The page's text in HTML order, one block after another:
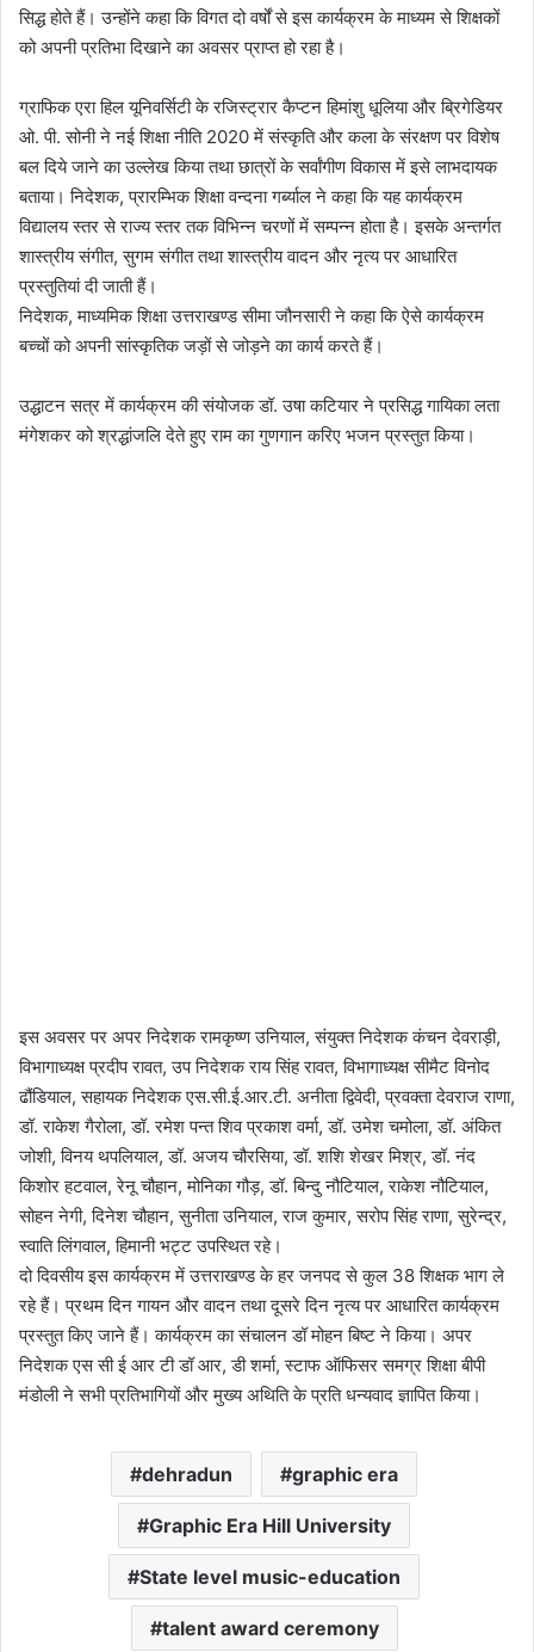
सिद्ध होते हैं। उन्होंने कहा कि विगत दो वर्षों से इस कार्यक्रम के माध्यम से शिक्षकों
को अपनी प्रतिभा दिखाने का अवसर प्राप्त हो रहा है।
ग्राफिक एरा हिल यूनिवर्सिटी के रजिस्ट्रार कैप्टन हिमांशु धूलिया और ब्रिगेडियर
ओ. पी. सोनी ने नई शिक्षा नीति 2020 में संस्कृति और कला के संरक्षण पर विशेष
बल दिये जाने का उल्लेख किया तथा छात्रों के सर्वांगीण विकास में इसे लाभदायक
बताया। निदेशक, प्रारम्भिक शिक्षा वन्दना गर्ब्याल ने कहा कि यह कार्यक्रम
विद्यालय स्तर से राज्य स्तर तक विभिन्न चरणों में सम्पन्न होता है। इसके अन्तर्गत
शास्त्रीय संगीत, सुगम संगीत तथा शास्त्रीय वादन और नृत्य पर आधारित
प्रस्तुतियां दी जाती हैं।
निदेशक, माध्यमिक शिक्षा उत्तराखण्ड सीमा जौनसारी ने कहा कि ऐसे कार्यक्रम
बच्चों को अपनी सांस्कृतिक जड़ों से जोड़ने का कार्य करते हैं।
उद्धाटन सत्र में कार्यक्रम की संयोजक डॉ. उषा कटियार ने प्रसिद्ध गायिका लता
मंगेशकर को श्रद्धांजलि देते हुए राम का गुणगान करिए भजन प्रस्तुत किया।
इस अवसर पर अपर निदेशक रामकृष्ण उनियाल, संयुक्त निदेशक कंचन देवराड़ी,
विभागाध्यक्ष प्रदीप रावत, उप निदेशक राय सिंह रावत, विभागाध्यक्ष सीमैट विनोद
ढौंडियाल, सहायक निदेशक एस.सी.ई.आर.टी. अनीता द्विवेदी, प्रवक्ता देवराज राणा,
डॉ. राकेश गैरोला, डॉ. रमेश पन्त शिव प्रकाश वर्मा, डॉ. उमेश चमोला, डॉ. अंकित
जोशी, विनय थपलियाल, डॉ. अजय चौरसिया, डॉ. शशि शेखर मिश्र, डॉ. नंद
किशोर हटवाल, रेनू चौहान, मोनिका गौड़, डॉ. बिन्दु नौटियाल, राकेश नौटियाल,
सोहन नेगी, दिनेश चौहान, सुनीता उनियाल, राज कुमार, सरोप सिंह राणा, सुरेन्द्र,
स्वाति लिंगवाल, हिमानी भट्ट उपस्थित रहे।
दो दिवसीय इस कार्यक्रम में उत्तराखण्ड के हर जनपद से कुल 38 शिक्षक भाग ले
रहे हैं। प्रथम दिन गायन और वादन तथा दूसरे दिन नृत्य पर आधारित कार्यक्रम
प्रस्तुत किए जाने हैं। कार्यक्रम का संचालन डॉ मोहन बिष्ट ने किया। अपर
निदेशक एस सी ई आर टी डॉ आर, डी शर्मा, स्टाफ ऑफिसर समग्र शिक्षा बीपी
मंडोली ने सभी प्रतिभागियों और मुख्य अथिति के प्रति धन्यवाद ज्ञापित किया।
dehradun graphic era
Graphic Era Hill University
State level music-education
talent award ceremony